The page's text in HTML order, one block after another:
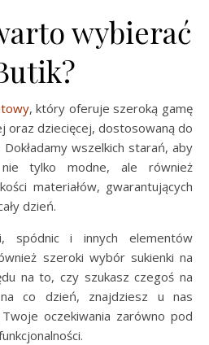
wybierać
, który oferuje szeroką gamę
oraz dziecięcej, dostosowaną do
wszelkich starań, aby
tylko modne, ale również
materiałów, gwarantujących
dzień.
spódnic i innych elementów
szeroki wybór sukienki na
na to, czy szukasz czegoś na
co dzień, znajdziesz u nas
oczekiwania zarówno pod